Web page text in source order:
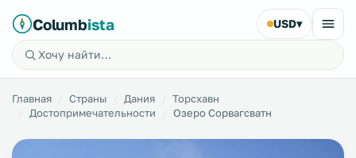
Columbista USD▾
Главная Страны Дания
Торсхавн
Достопримечательности
Озеро Сорвагсватн